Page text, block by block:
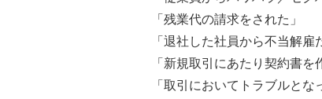
「残業代の請求をされた」
「退社した社員から不当解雇
「新規取引にあたり契約書を
「取引においてトラブルとな